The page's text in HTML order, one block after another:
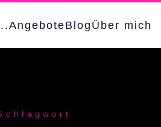
AngeboteBlog Über mich